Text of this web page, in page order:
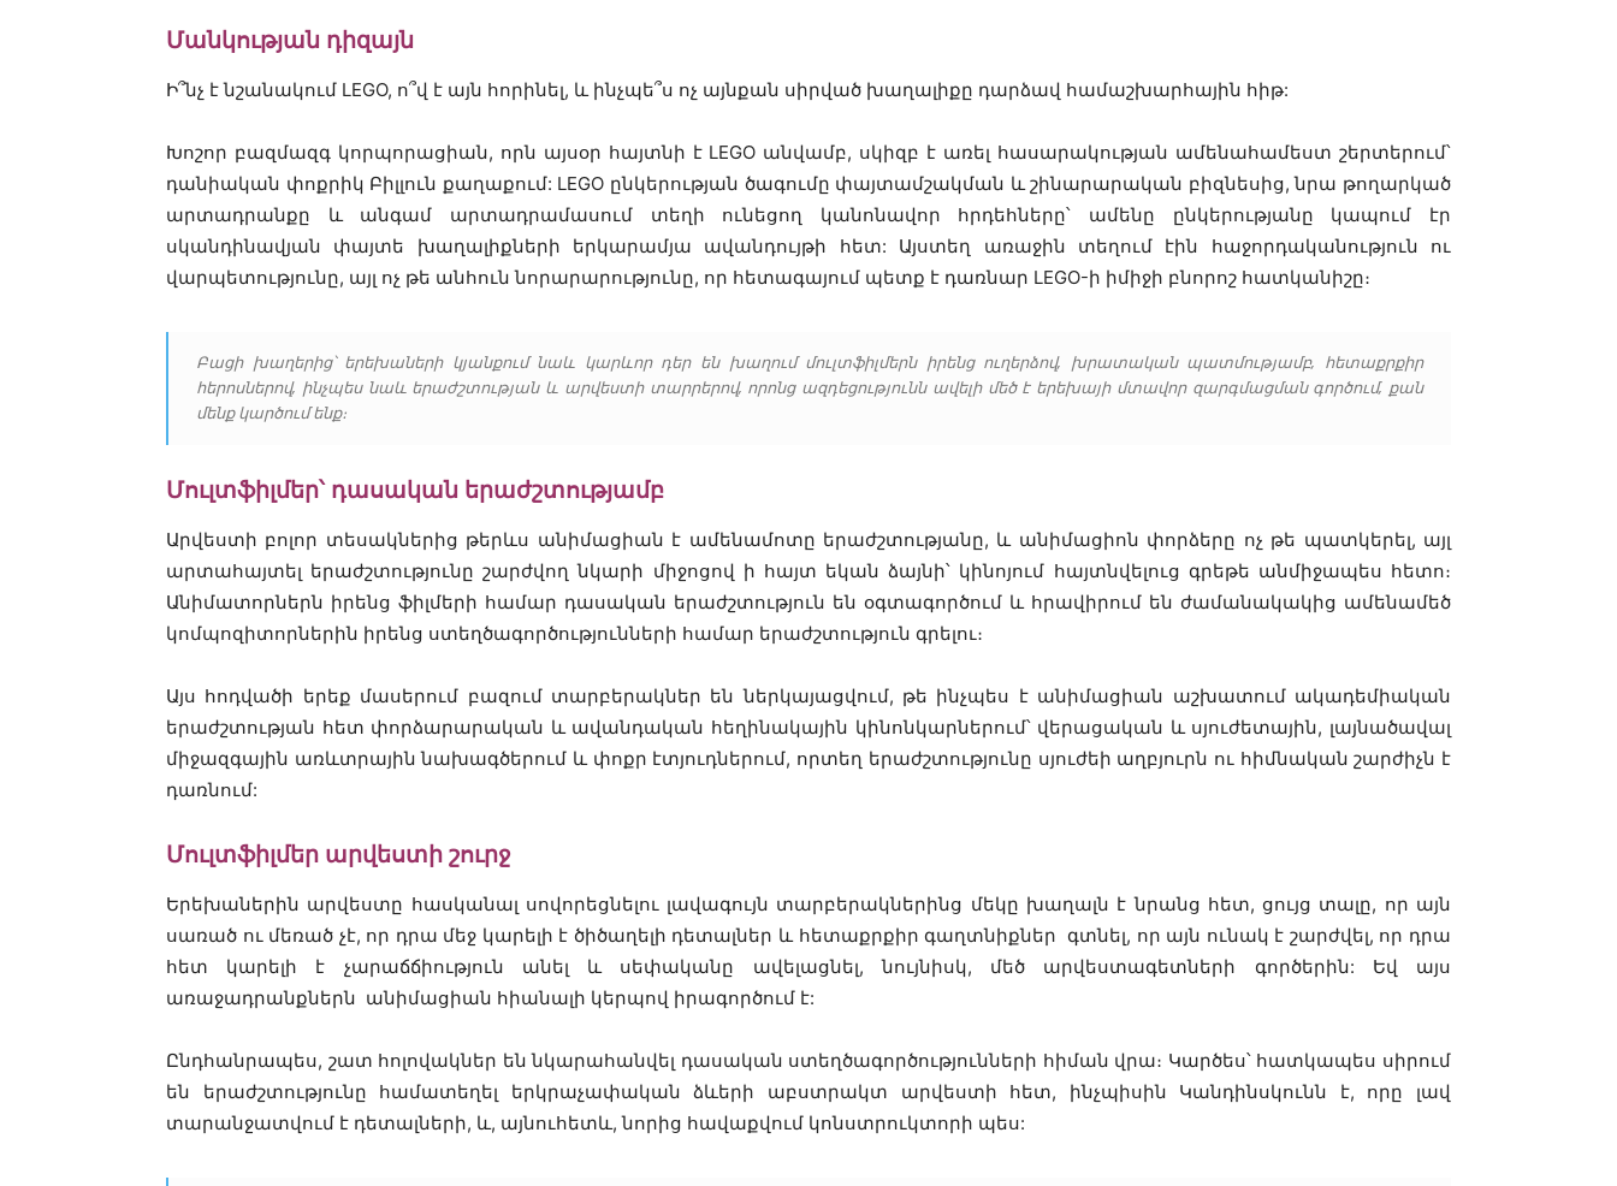
Մանկության դիզայն
Ի՞նչ է նշանակում LEGO, ո՞վ է այն հորինել, և ինչպե՞ս ոչ այնքան սիրված խաղալիքը դարձավ համաշխարհային հիթ:
Խոշոր բազմազգ կորպորացիան, որն այսօր հայտնի է LEGO անվամբ, սկիզբ է առել հասարակության ամենահամեստ շերտերում՝
դանիական փոքրիկ Բիլլուն քաղաքում: LEGO ընկերության ծագումը փայտամշակման և շինարարական բիզնեսից, նրա թողարկած
արտադրանքը և անգամ արտադրամասում տեղի ունեցող կանոնավոր հրդեհները՝ ամենը ընկերությանը կապում էր
սկանդինավյան փայտե խաղալիքների երկարամյա ավանդույթի հետ: Այստեղ առաջին տեղում էին հաջորդականություն ու
վարպետությունը, այլ ոչ թե անհուն նորարարությունը, որ հետագայում պետք է դառնար LEGO-ի իմիջի բնորոշ հատկանիշը։
Բացի խաղերից՝ երեխաների կյանքում նաև կարևոր դեր են խաղում մուլտֆիլմերն իրենց ուղերձով, խրատական պատմությամբ, հետաքրքիր
հերոսներով, ինչպես նաև երաժշտության և արվեստի տարրերով, որոնց ազդեցությունն ավելի մեծ է երեխայի մտավոր զարգմացման գործում, քան
մենք կարծում ենք։
Մուլտֆիլմեր՝ դասական երաժշտությամբ
Արվեստի բոլոր տեսակներից թերևս անիմացիան է ամենամոտը երաժշտությանը, և անիմացիոն փորձերը ոչ թե պատկերել, այլ
արտահայտել երաժշտությունը շարժվող նկարի միջոցով ի հայտ եկան ձայնի՝ կինոյում հայտնվելուց գրեթե անմիջապես հետո։
Անիմատորներն իրենց ֆիլմերի համար դասական երաժշտություն են օգտագործում և հրավիրում են ժամանակակից ամենամեծ
կոմպոզիտորներին իրենց ստեղծագործությունների համար երաժշտություն գրելու։
Այս հոդվածի երեք մասերում բազում տարբերակներ են ներկայացվում, թե ինչպես է անիմացիան աշխատում ակադեմիական
երաժշտության հետ փորձարարական և ավանդական հեղինակային կինոնկարներում՝ վերացական և սյուժետային, լայնածավալ
միջազգային առևտրային նախագծերում և փոքր էտյուդներում, որտեղ երաժշտությունը սյուժեի աղբյուրն ու հիմնական շարժիչն է
դառնում:
Մուլտֆիլմեր արվեստի շուրջ
Երեխաներին արվեստը հասկանալ սովորեցնելու լավագույն տարբերակներինց մեկը խաղալն է նրանց հետ, ցույց տալը, որ այն
սառած ու մեռած չէ, որ դրա մեջ կարելի է ծիծաղելի դետալներ և հետաքրքիր գաղտնիքներ գտնել, որ այն ունակ է շարժվել, որ դրա
հետ կարելի է չարաճճիություն անել և սեփականը ավելացնել, նույնիսկ, մեծ արվեստագետների գործերին: Եվ այս
առաջադրանքներն անիմացիան հիանալի կերպով իրագործում է:
Ընդհանրապես, շատ հոլովակներ են նկարահանվել դասական ստեղծագործությունների հիման վրա։ Կարծես՝ հատկապես սիրում
են երաժշտությունը համատեղել երկրաչափական ձևերի աբստրակտ արվեստի հետ, ինչպիսին Կանդինսկունն է, որը լավ
տարանջատվում է դետալների, և, այնուհետև, նորից հավաքվում կոնստրուկտորի պես: